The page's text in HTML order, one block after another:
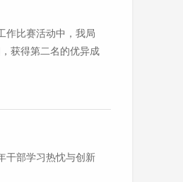
作比赛活动中，我局
获得第二名的优异成
干部学习热忱与创新